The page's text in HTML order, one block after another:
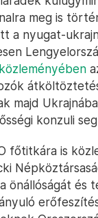
meg is
a nyugat-
közleményében
majd
konzuli
főtitkára is
önállóságát